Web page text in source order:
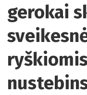
gerokai